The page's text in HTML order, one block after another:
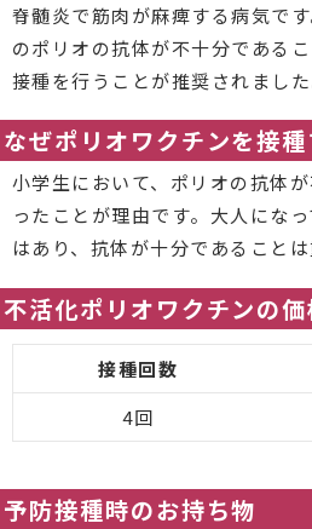
脊髄炎で筋肉が麻痺する病気で
のポリオの抗体が不十分である
接種を行うことが推奨されました
なぜポリオワクチンを接
小学生において、ポリオの抗体
ったことが理由です。大人にな
はあり、抗体が十分であることは
不活化ポリオワクチンの価
接種回数
4回
予防接種時のお持ち物